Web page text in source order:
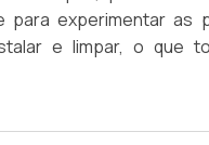
para experimentar as
e limpar, o que